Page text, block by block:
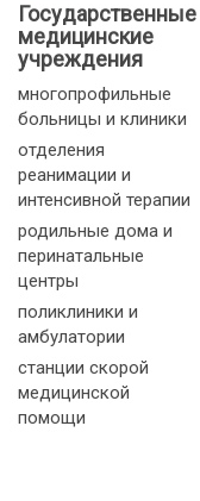
Государственные
медицинские
учреждения
многопрофильные
больницы и клиники
отделения
реанимации и
интенсивной терапии
родильные дома и
перинатальные
центры
поликлиники и
амбулатории
станции скорой
медицинской
помощи